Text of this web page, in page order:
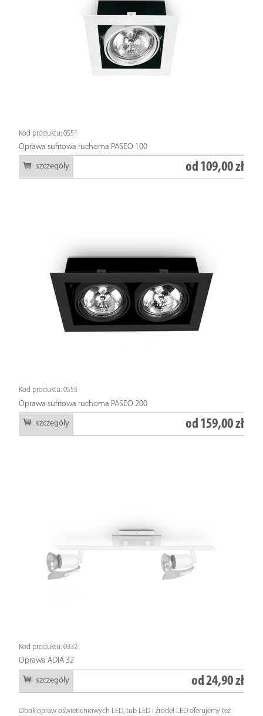
Kod produktu: 0551
Oprawa sufitowa ruchoma PASEO 100
szczegóły od 109,00 zł
Kod produktu: 0555
Oprawa sufitowa ruchoma PASEO 200
szczegóły od 159,00 zł
Kod produktu: 0332
Oprawa ADIA 32
szczegóły od 24,90 zł
Obok opraw oświetleniowych LED, tub LED i źródeł LED oferujemy też